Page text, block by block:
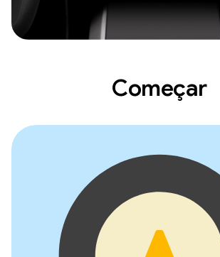
Começar